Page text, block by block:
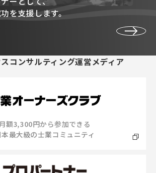
を支援します。
コンサルティング運営メディア
月額3,300円から参加できる
本最大級の士業コミュニティ